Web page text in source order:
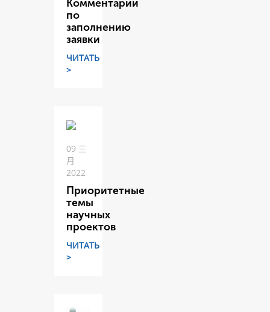
Комментарии
по
заполнению
заявки
ЧИТАТЬ
>
09 三
月
2022
Приоритетные
темы
научных
проектов
ЧИТАТЬ
>